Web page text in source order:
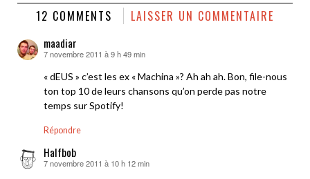
12 COMMENTS LAISSER UN COMMENTAIRE
maadiar
dit :
7 novembre 2011 à 9 h 49 min
« dEUS » c’est les ex « Machina »? Ah ah ah. Bon, file-nous
ton top 10 de leurs chansons qu’on perde pas notre
temps sur Spotify!
Répondre
Halfbob
dit :
7 novembre 2011 à 10 h 12 min